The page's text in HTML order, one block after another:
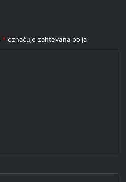
* označuje zahtevana polja